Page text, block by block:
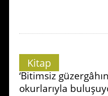
Kitap
‘Bitimsiz
okurlarıyla